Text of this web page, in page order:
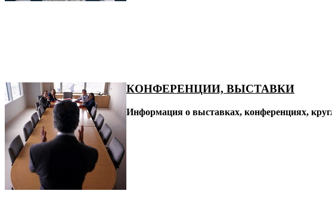
КОНФЕРЕНЦИИ, ВЫСТАВКИ
Информация о выставках, конференциях,